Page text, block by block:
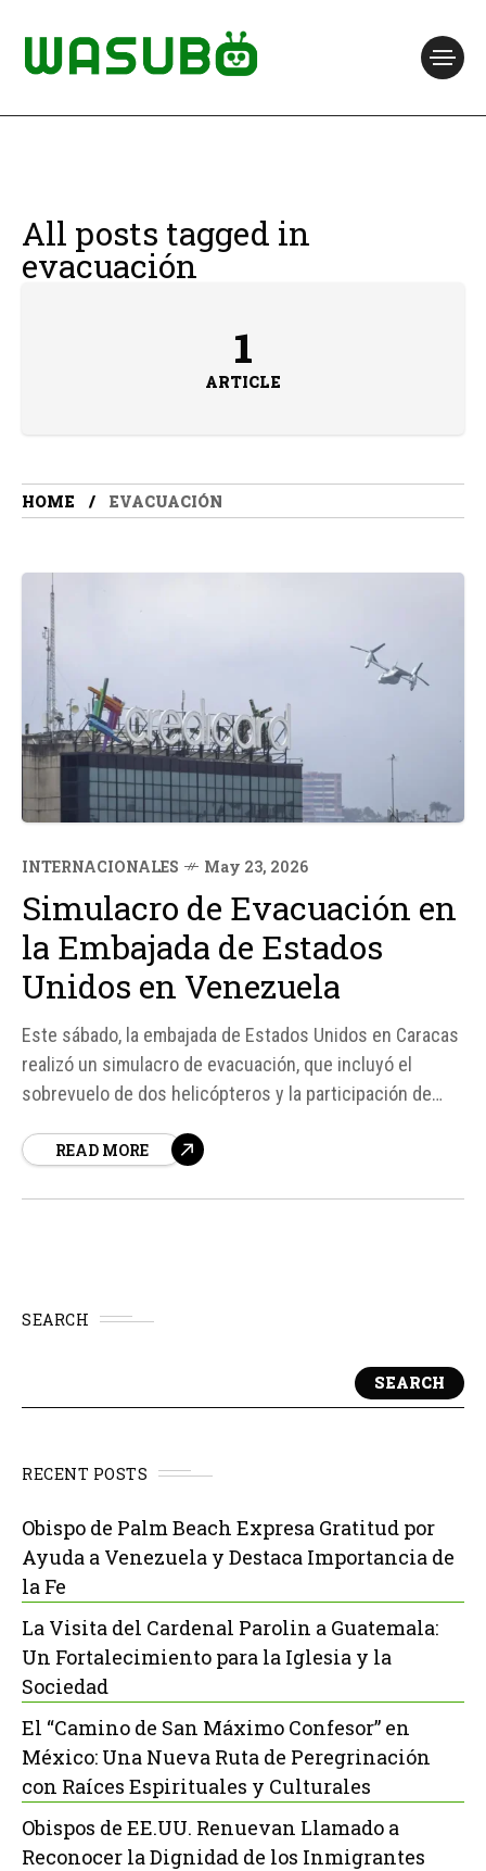
All posts tagged in
evacuación
1
ARTICLE
HOME EVACUACIÓN
INTERNACIONALES May 23, 2026
Simulacro de Evacuación en
la Embajada de Estados
Unidos en Venezuela
Este sábado, la embajada de Estados Unidos en Caracas
realizó un simulacro de evacuación, que incluyó el
sobrevuelo de dos helicópteros y la participación de
oficiales, el simulacro se llevó a cabo "ante eventuales
READ MORE
SEARCH
SEARCH
RECENT POSTS
Obispo de Palm Beach Expresa Gratitud por
Ayuda a Venezuela y Destaca Importancia de
la Fe
La Visita del Cardenal Parolin a Guatemala:
Un Fortalecimiento para la Iglesia y la
Sociedad
El “Camino de San Máximo Confesor” en
México: Una Nueva Ruta de Peregrinación
con Raíces Espirituales y Culturales
Obispos de EE.UU. Renuevan Llamado a
Reconocer la Dignidad de los Inmigrantes